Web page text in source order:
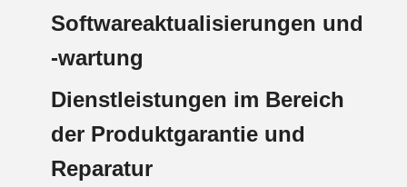
Softwareaktualisierungen und
-wartung
Dienstleistungen im Bereich
der Produktgarantie und
Reparatur